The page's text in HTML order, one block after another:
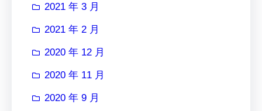
2021 年 3 月
2021 年 2 月
2020 年 12 月
2020 年 11 月
2020 年 9 月